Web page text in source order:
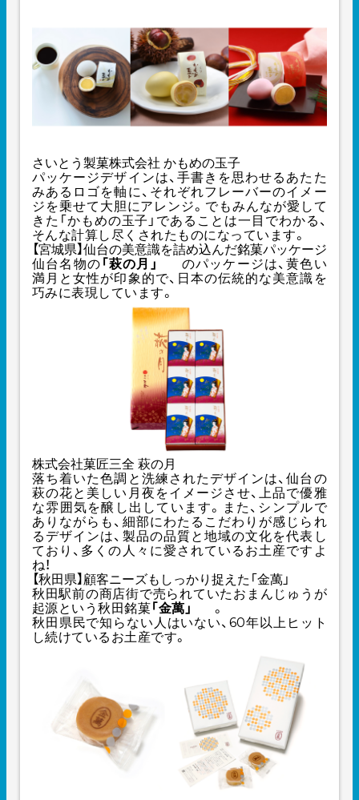
さいとう製菓株式会社 かもめの玉子
パッケージデザインは、手書きを思わせるあたた
みあるロゴを軸に、それぞれフレーバーのイメー
ジを乗せて大胆にアレンジ。でもみんなが愛して
きた「かもめの玉子」であることは一目でわかる、
そんな計算し尽くされたものになっています。
【宮城県】仙台の美意識を詰め込んだ銘菓パッケージ
仙台名物の 「萩の月」
のパッケージは、黄色い
満月と女性が印象的で、日本の伝統的な美意識を
巧みに表現しています。
株式会社菓匠三全 萩の月
落ち着いた色調と洗練されたデザインは、仙台の
萩の花と美しい月夜をイメージさせ、上品で優雅
な雰囲気を醸し出しています。また、シンプルで
ありながらも、細部にわたるこだわりが感じられ
るデザインは、製品の品質と地域の文化を代表し
ており、多くの人々に愛されているお土産ですよ
ね！
【秋田県】顧客ニーズもしっかり捉えた「金萬」
秋田駅前の商店街で売られていたおまんじゅうが
起源という秋田銘菓「金萬」
。
秋田県民で知らない人はいない、60年以上ヒット
し続けているお土産です。